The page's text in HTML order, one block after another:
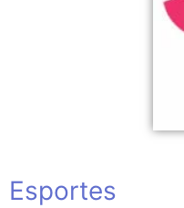
Esportes